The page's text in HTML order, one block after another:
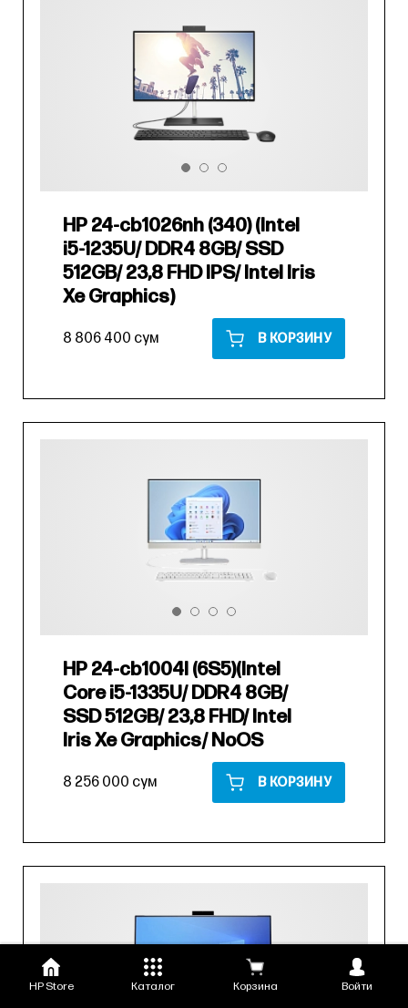
HP 24-cb1026nh (340) (Intel
i5-1235U/ DDR4 8GB/ SSD
512GB/ 23,8 FHD IPS/ Intel Iris
Xe Graphics)
8 806 400 сум В КОРЗИНУ
HP 24-cb1004l (6S5)(Intel
Core i5-1335U/ DDR4 8GB/
SSD 512GB/ 23,8 FHD/ Intel
Iris Xe Graphics/ NoOS
8 256 000 сум В КОРЗИНУ
HP Store Каталог Корзина Войти